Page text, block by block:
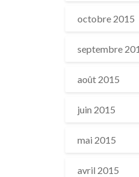
octobre 2015
septembre
août 2015
juin 2015
mai 2015
avril 2015